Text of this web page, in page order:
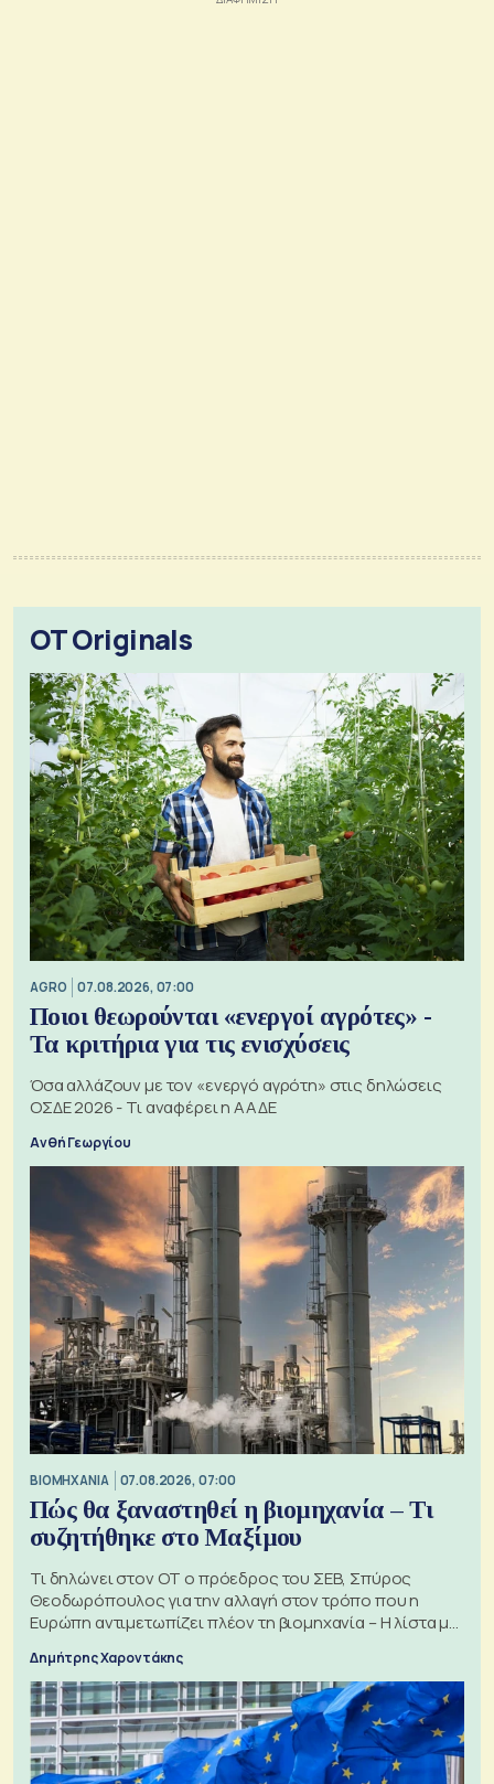
OT Originals
AGRO 07.08.2026, 07:00
Ποιοι θεωρούνται «ενεργοί αγρότες» -
Τα κριτήρια για τις ενισχύσεις
Όσα αλλάζουν με τον «ενεργό αγρότη» στις δηλώσεις
ΟΣΔΕ 2026 - Τι αναφέρει η ΑΑΔΕ
Ανθή Γεωργίου
ΒΙΟΜΗΧΑΝΙΑ 07.08.2026, 07:00
Πώς θα ξαναστηθεί η βιομηχανία – Τι
συζητήθηκε στο Μαξίμου
Τι δηλώνει στον ΟΤ ο πρόεδρος του ΣΕΒ, Σπύρος
Θεοδωρόπουλος για την αλλαγή στον τρόπο που η
Ευρώπη αντιμετωπίζει πλέον τη βιομηχανία – Η λίστα με
Δημήτρης Χαροντάκης